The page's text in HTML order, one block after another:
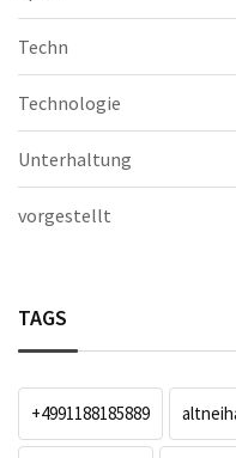
Techn
Technologie
Unterhaltung
vorgestellt
TAGS
+4991188185889